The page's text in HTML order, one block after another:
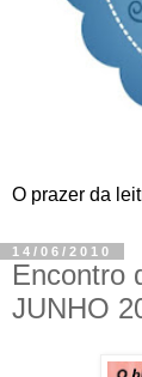
O prazer da
14/06/2010
Encontro
JUNHO